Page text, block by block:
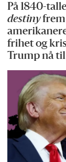
På 1840-
destinyfrem
frihet og
Trump nå